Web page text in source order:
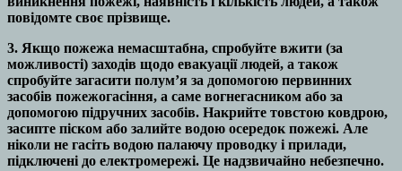
повідомте своє прізвище.
3. Якщо пожежа немасштабна, спробуйте вжити (за
можливості) заходів щодо евакуації людей, а також
спробуйте загасити полум’я за допомогою первинних
засобів пожежогасіння, а саме вогнегасником або за
допомогою підручних засобів. Накрийте товстою ковдрою,
засипте піском або залийте водою осередок пожежі. Але
ніколи не гасіть водою палаючу проводку і прилади,
підключені до електромережі. Це надзвичайно небезпечно.